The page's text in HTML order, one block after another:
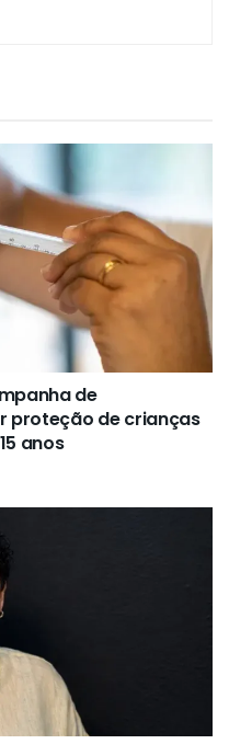
de
proteção de crianças
anos